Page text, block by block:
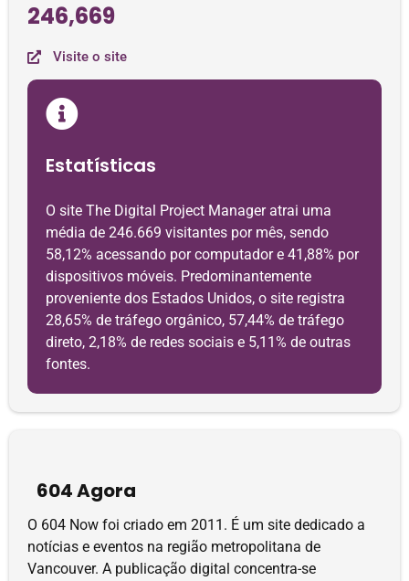
246,669
Visite o site
Estatísticas
O site The Digital Project Manager atrai uma
média de 246.669 visitantes por mês, sendo
58,12% acessando por computador e 41,88% por
dispositivos móveis. Predominantemente
proveniente dos Estados Unidos, o site registra
28,65% de tráfego orgânico, 57,44% de tráfego
direto, 2,18% de redes sociais e 5,11% de outras
fontes.
604 Agora
O 604 Now foi criado em 2011. É um site dedicado a
notícias e eventos na região metropolitana de
Vancouver. A publicação digital concentra-se